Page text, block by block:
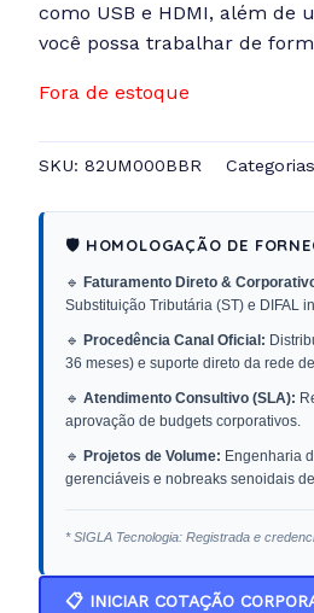
como USB e HDMI, além de
você possa trabalhar de
Fora de estoque
SKU:82UM000BBR
🛡️ HOMOLOGAÇÃO DE
🔹 Faturamento Direto &
Substituição Tributária (ST) e DIFAL
🔹 Procedência Canal Oficial:
36 meses) e suporte direto da rede
🔹Atendimento Consultivo (SLA):
aprovação de budgets corporativos.
🔹 Projetos de Volume: Engenharia
gerenciáveis e nobreaks senoidais
* SIGLA Tecnologia: Registrada e
📋 INICIAR COTAÇÃO